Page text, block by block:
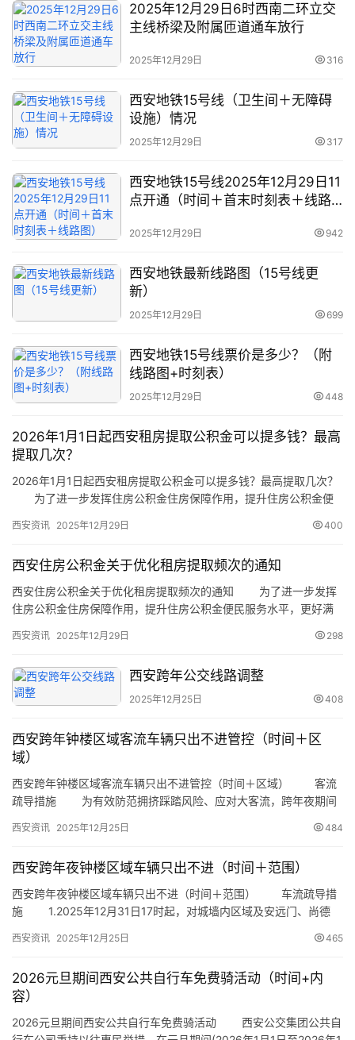
门
景
点
旅
游
信
息
历
史
文
导
游
家
本
生
活
游
市
2025年12月29日6时西南二环立交
主线桥梁及附属匝道通车放行
2025年12月29日 316
西安地铁15号线（卫生间＋无障碍
设施）情况
2025年12月29日 317
西安地铁15号线2025年12月29日11
点开通（时间＋首末时刻表＋线路
2025年12月29日 942
西安地铁最新线路图（15号线更
新）
2025年12月29日 699
西安地铁15号线票价是多少？（附
线路图+时刻表）
2025年12月29日 448
2026年1月1日起西安租房提取公积金可以提多钱？最高
提取几次？
2026年1月1日起西安租房提取公积金可以提多钱？最高提取几次？
为了进一步发挥住房公积金住房保障作用，提升住房公积金便
现对租房提取频次调整优化。 一、优化租房提取频次
房，租住商品住房的，每年一次提取或签约逐月提取住房公积金用…
西安资讯 2025年12月29日 400
西安住房公积金关于优化租房提取频次的通知
西安住房公积金关于优化租房提取频次的通知 为了进一步发挥
住房公积金住房保障作用，提升住房公积金便民服务水平，更好满
整优化。 一、优化租房提取频次 2026年1月1日起，缴存
年一次提取或签约逐月提取住房公积金用于支付房租，每人年总提
取…
西安资讯 2025年12月29日 298
西安跨年公交线路调整
2025年12月25日 408
西安跨年钟楼区域客流车辆只出不进管控（时间＋区
域）
西安跨年钟楼区域客流车辆只出不进管控（时间＋区域） 客流
疏导措施 为有效防范拥挤踩踏风险、应对大客流，跨年夜期间
十字以西）、南大街（永宁门盘道以北）、西大街（广济街十字以
适时对核心管控区内钟鼓楼广场、邮局广场、开元商城门前、钟楼
饭…
西安资讯 2025年12月25日 484
西安跨年夜钟楼区域车辆只出不进（时间＋范围）
西安跨年夜钟楼区域车辆只出不进（时间＋范围） 车流疏导措
施 1.2025年12月31日17时起，对城墙内区域及安远门、尚德
门、和平门、文昌门、永宁门、朱雀门、勿幕门、含光门、安定
制，请已进入城墙内区域的车辆尽快驶离。 同时，结合交…
西安资讯 2025年12月25日 465
2026元旦期间西安公共自行车免费骑活动（时间+内
容）
2026元旦期间西安公共自行车免费骑活动 西安公交集团公共自